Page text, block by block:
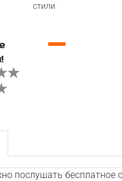
стили
—
послушать бесплатное